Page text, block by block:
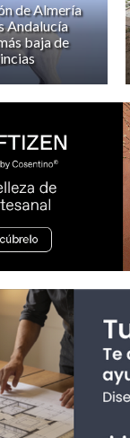
de Almería
Andalucía
baja de